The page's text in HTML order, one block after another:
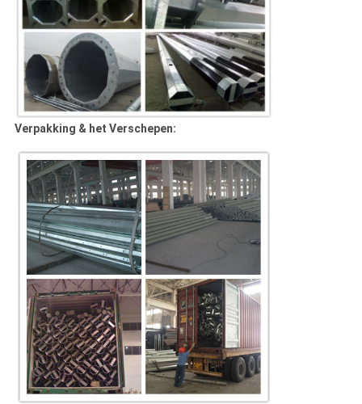
Verpakking & het Verschepen: